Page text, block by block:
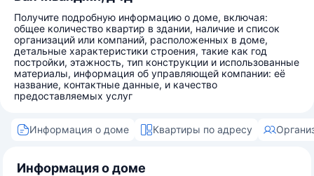
Получите подробную информацию о доме, включая:
общее количество квартир в здании, наличие и список
организаций или компаний, расположенных в доме,
детальные характеристики строения, такие как год
постройки, этажность, тип конструкции и использованные
материалы, информация об управляющей компании: её
название, контактные данные, и качество
предоставляемых услуг
Информация о доме Квартиры по адресу
Информация о доме